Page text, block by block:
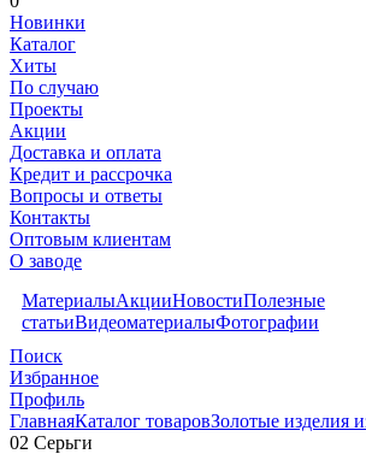
Новинки
Каталог
Хиты
По случаю
Проекты
Акции
Доставка и оплата
Кредит и рассрочка
Вопросы и ответы
Контакты
Оптовым клиентам
О заводе
МатериалыАкцииНовостиПолезные
статьиВидеоматериалыФотографии
Поиск
Избранное
Профиль
ГлавнаяКаталог товаровЗолотые изделия
02 Серьги